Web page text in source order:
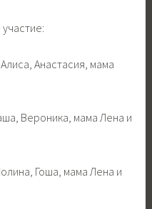
Анастасия, мама
Вероника, мама Лена и
Гоша, мама Лена и